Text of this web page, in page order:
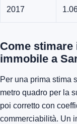
2017
Come stimare
immobile a
Per una prima stima
metro quadro per la
poi corretto con
commerciabilità. Un